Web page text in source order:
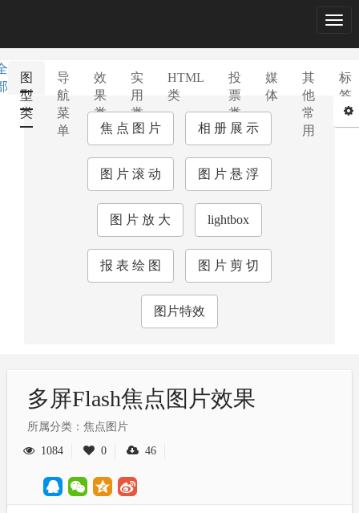
图
型
类
导
航
菜
单
效
果
类
实
用
类
HTML
类
投
票
类
媒
体
其
他
常
用
标
签
库
焦 点 图 片
相 册 展 示
图 片 滚 动 图 片 悬 浮
图 片 放 大 lightbox
报 表 绘 图 图 片 剪 切
图片特效
多屏Flash焦点图片效果
所属分类：焦点图片
1084
0 46